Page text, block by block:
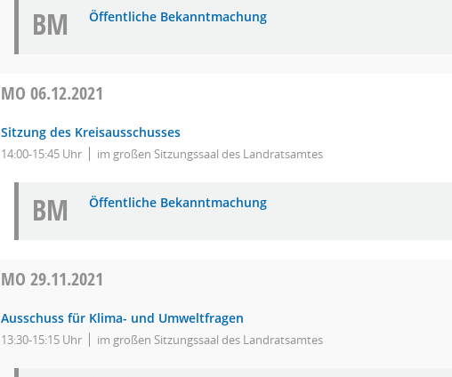
BM Öffentliche Bekanntmachung
MO 06.12.2021
Sitzung des Kreisausschusses
14:00-15:45 Uhr im großen Sitzungssaal des Landratsamtes
BM Öffentliche Bekanntmachung
MO 29.11.2021
Ausschuss für Klima- und Umweltfragen
13:30-15:15 Uhr im großen Sitzungssaal des Landratsamtes